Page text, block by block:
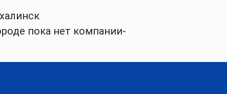
пока нет компании-